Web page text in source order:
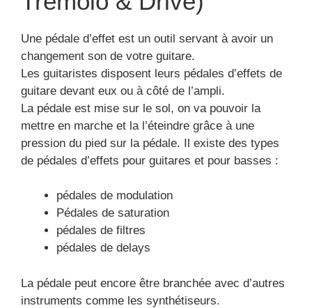
Une pédale d’effet est un outil servant à avoir un
changement son de votre guitare.
Les guitaristes disposent leurs pédales d’effets de
guitare devant eux ou à côté de l’ampli.
La pédale est mise sur le sol, on va pouvoir la
mettre en marche et la l’éteindre grâce à une
pression du pied sur la pédale. Il existe des types
de pédales d’effets pour guitares et pour basses :
pédales de modulation
Pédales de saturation
pédales de filtres
pédales de delays
La pédale peut encore être branchée avec d’autres
instruments comme les synthétiseurs.